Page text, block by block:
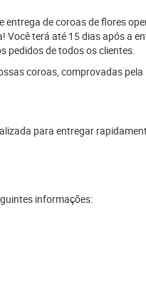
de coroas de flores
terá até 15 dias após a
pedidos de todos os clientes.
coroas, comprovadas pela
para entregar
informações: